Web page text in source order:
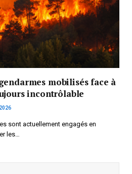
mobilisés face à
incontrôlable
sont actuellement engagés en
les…